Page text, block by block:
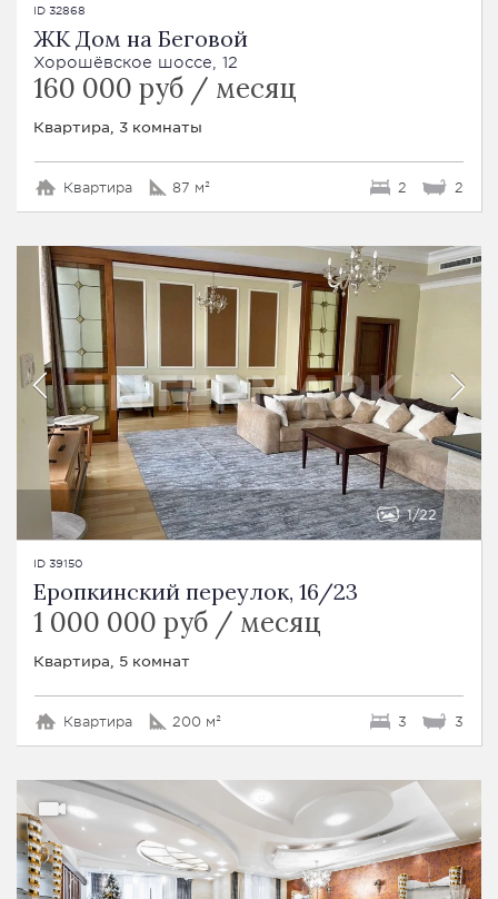
ID 32868
ЖК Дом на Беговой
Хорошёвское шоссе, 12
160 000 руб / месяц
Квартира, 3 комнаты
Квартира 87 м² 2 2
1 22
ID 39150
Еропкинский переулок, 16/23
1 000 000 руб / месяц
Квартира, 5 комнат
Квартира 200 м² 3 3